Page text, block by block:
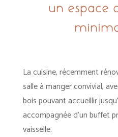
un espace
La cuisine, récemment
salle à manger convivial,
bois pouvant accueillir
accompagnée d’un buffet
vaisselle.